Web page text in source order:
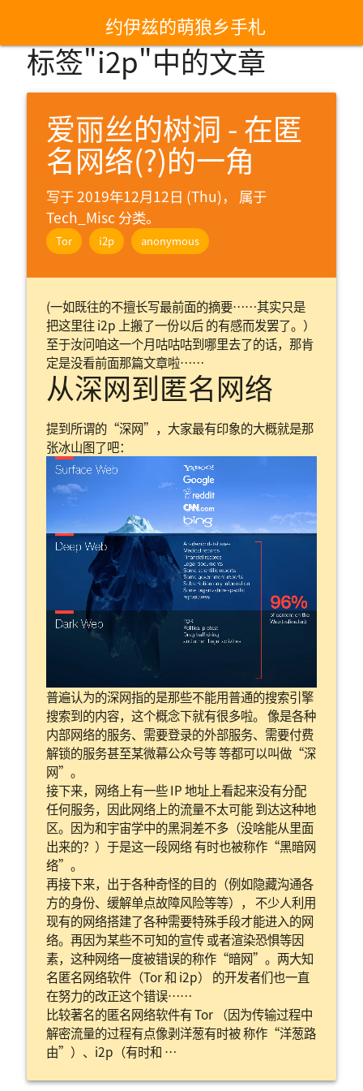
约伊兹的萌狼乡手札
标签"i2p"中的文章
爱丽丝的树洞 - 在匿
名网络(?)的一角
写于 2019年12月12日 (Thu)， 属于
Tech_Misc 分类。
Tor i2p anonymous
(一如既往的不擅长写最前面的摘要……其实只是
把这里往 i2p 上搬了一份以后 的有感而发罢了。）
至于汝问咱这一个月咕咕咕到哪里去了的话，那肯
定是没看前面那篇文章啦……
从深网到匿名网络
提到所谓的“深网”，大家最有印象的大概就是那
张冰山图了吧：
普遍认为的深网指的是那些不能用普通的搜索引擎
搜索到的内容，这个概念下就有很多啦。 像是各种
内部网络的服务、需要登录的外部服务、需要付费
解锁的服务甚至某微幕公众号等 等都可以叫做“深
网”。
接下来，网络上有一些 IP 地址上看起来没有分配
任何服务，因此网络上的流量不太可能 到达这种地
区。因为和宇宙学中的黑洞差不多（没啥能从里面
出来的？）于是这一段网络 有时也被称作“黑暗网
络”。
再接下来，出于各种奇怪的目的（例如隐藏沟通各
方的身份、缓解单点故障风险等等）， 不少人利用
现有的网络搭建了各种需要特殊手段才能进入的网
络。再因为某些不可知的宣传 或者渲染恐惧等因
素，这种网络一度被错误的称作“暗网”。两大知
名匿名网络软件（Tor 和 i2p） 的开发者们也一直
在努力的改正这个错误……
比较著名的匿名网络软件有 Tor （因为传输过程中
解密流量的过程有点像剥洋葱有时被 称作“洋葱路
由”）、i2p（有时和 …